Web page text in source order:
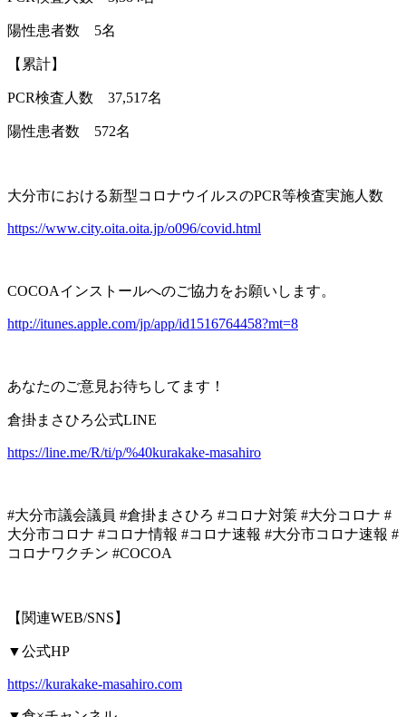
陽性患者数 5名
【累計】
PCR検査人数 37,517名
陽性患者数 572名
大分市における新型コロナウイルスのPCR等検査実施人数
https://www.city.oita.oita.jp/o096/covid.html
COCOAインストールへのご協力をお願いします。
http://itunes.apple.com/jp/app/id1516764458?mt=8
あなたのご意見お待ちしてます！
倉掛まさひろ公式LINE
https://line.me/R/ti/p/%40kurakake-masahiro
#大分市議会議員 #倉掛まさひろ #コロナ対策 #大分コロナ #
大分市コロナ #コロナ情報 #コロナ速報 #大分市コロナ速報 #
コロナワクチン #COCOA
【関連WEB/SNS 】
▼公式HP
https://kurakake-masahiro.com